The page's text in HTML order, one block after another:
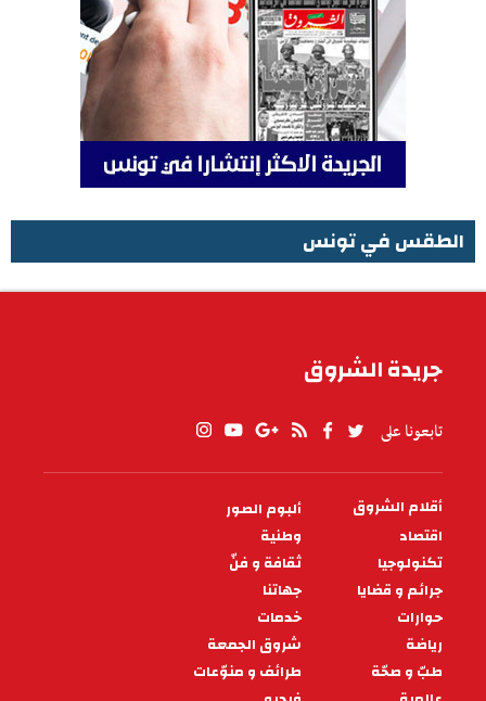
الطقس في تونس
جريدة الشروق
تابعونا على
PIED
DE
PAGE
أقلام الشروق
ألبوم الصور
اقتصاد
وطنية
تكنولوجيا
ثقافة و فنّ
جرائم و قضايا
جهاتنا
حوارات
خدمات
رياضة
شروق الجمعة
طبّ و صحّة
طرائف و منوّعات